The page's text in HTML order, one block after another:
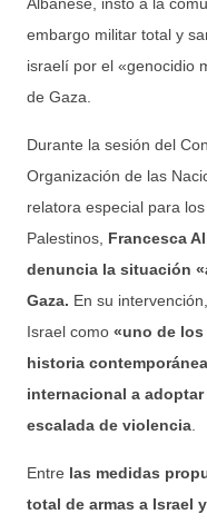
embargo militar total y
israelí por el «genocidio
de Gaza.
Durante la sesión del
Organización de las
relatora especial para
Palestinos, Francesca
denuncia la situación
Gaza. En su
Israel como «uno de
historia
internacional a
escalada de violencia
Entre las medidas
total de armas a Israel